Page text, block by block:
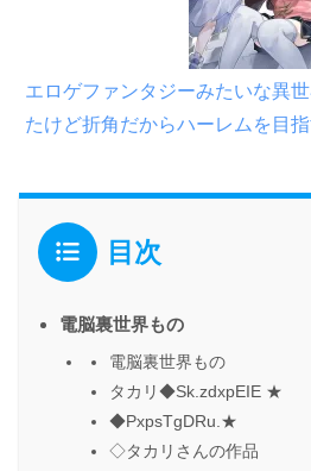
エロゲファンタジーみたいな異
たけど折角だからハーレムを目指
目次
電脳裏世界もの
電脳裏世界もの
タカリ◆Sk.zdxpEIE ★
◆PxpsTgDRu.★
◇タカリさんの作品